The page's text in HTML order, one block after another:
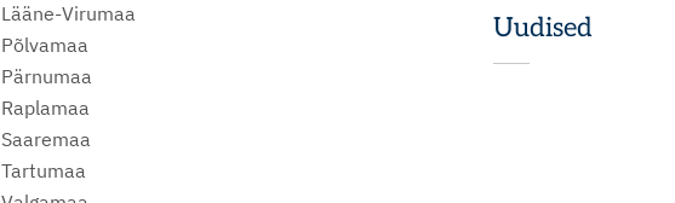
Lääne-Virumaa
Põlvamaa
Pärnumaa
Raplamaa
Saaremaa
Tartumaa
Uudised